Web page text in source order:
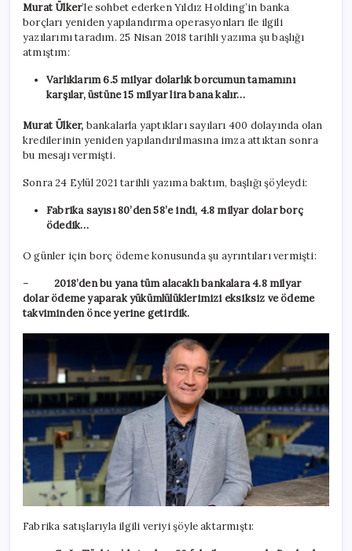
Murat Ülker’le sohbet ederken Yıldız Holding’in banka
borçları yeniden yapılandırma operasyonları ile ilgili
yazılarımı taradım. 25 Nisan 2018 tarihli yazıma şu başlığı
atmıştım:
Varlıklarım 6.5 milyar dolarlık borcumun tamamını
karşılar, üstüne 15 milyar lira bana kalır…
Murat Ülker, bankalarla yaptıkları sayıları 400 dolayında olan
kredilerinin yeniden yapılandırılmasına imza attıktan sonra
bu mesajı vermişti.
Sonra 24 Eylül 2021 tarihli yazıma baktım, başlığı şöyleydi:
Fabrika sayısı 80’den 58’e indi, 4.8 milyar dolar borç
ödedik…
O günler için borç ödeme konusunda şu ayrıntıları vermişti:
–2018’den bu yana tüm alacaklı bankalara 4.8 milyar
dolar ödeme yaparak yükümlülüklerimizi eksiksiz ve ödeme
takviminden önce yerine getirdik.
Fabrika satışlarıyla ilgili veriyi şöyle aktarmıştı: